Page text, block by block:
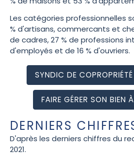
Les catégories professionnelles
% d'artisans, commercants et
de cadres, 27 % de professions
d'employés et de 16 % d'ouvriers.
SYNDIC DE
FAIRE GÉRER SON BIEN
DERNIERS
D'après les derniers chiffres du
2021.